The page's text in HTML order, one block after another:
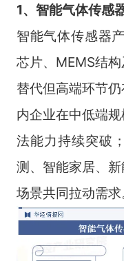
1、智能气体传感
智能气体传感器
芯片、MEMS结
替代但高端环节
内企业在中低端
法能力持续突破
测、智能家居、
场景共同拉动需求